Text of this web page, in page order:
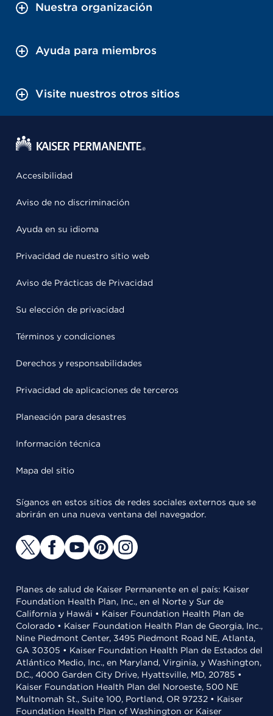
Nuestra organización
Ayuda para miembros
Visite nuestros otros sitios
Accesibilidad
Aviso de no discriminación
Ayuda en su idioma
Privacidad de nuestro sitio web
Aviso de Prácticas de Privacidad
Su elección de privacidad
Términos y condiciones
Derechos y responsabilidades
Privacidad de aplicaciones de terceros
Planeación para desastres
Información técnica
Mapa del sitio
Síganos en estos sitios de redes sociales externos que se
abrirán en una nueva ventana del navegador.
Planes de salud de Kaiser Permanente en el país: Kaiser
Foundation Health Plan, Inc., en el Norte y Sur de
California y Hawái • Kaiser Foundation Health Plan de
Colorado • Kaiser Foundation Health Plan de Georgia, Inc.,
Nine Piedmont Center, 3495 Piedmont Road NE, Atlanta,
GA 30305 • Kaiser Foundation Health Plan de Estados del
Atlántico Medio, Inc., en Maryland, Virginia, y Washington,
D.C., 4000 Garden City Drive, Hyattsville, MD, 20785 •
Kaiser Foundation Health Plan del Noroeste, 500 NE
Multnomah St., Suite 100, Portland, OR 97232 • Kaiser
Foundation Health Plan of Washington or Kaiser